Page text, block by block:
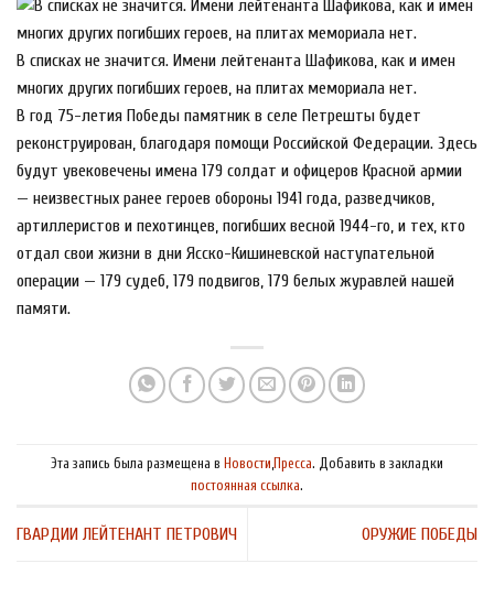
В списках не значится. Имени лейтенанта Шафикова, как и имен
многих других погибших героев, на плитах мемориала нет.
В год 75-летия Победы памятник в селе Петрешты будет
реконструирован, благодаря помощи Российской Федерации. Здесь
будут увековечены имена 179 солдат и офицеров Красной армии
— неизвестных ранее героев обороны 1941 года, разведчиков,
артиллеристов и пехотинцев, погибших весной 1944-го, и тех, кто
отдал свои жизни в дни Ясско-Кишиневской наступательной
операции — 179 судеб, 179 подвигов, 179 белых журавлей нашей
памяти.
Эта запись была размещена в Новости,Пресса. Добавить в закладки
постоянная ссылка.
ГВАРДИИ ЛЕЙТЕНАНТ ПЕТРОВИЧ ОРУЖИЕ ПОБЕДЫ